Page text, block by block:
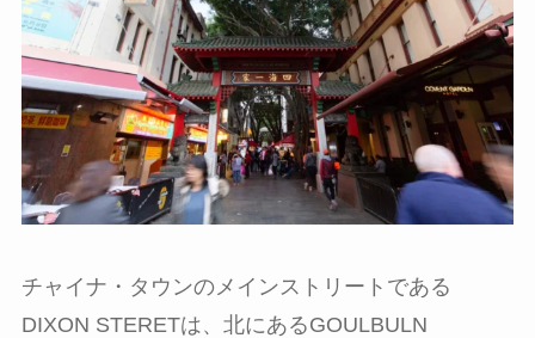
チャイナ・タウンのメインストリートである
DIXON STERETは、北にあるGOULBULN